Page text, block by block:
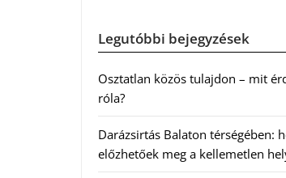
Legutóbbi bejegyzések
Osztatlan közös tulajdon – mit
róla?
Darázsirtás Balaton térségében:
előzhetőek meg a kellemetlen